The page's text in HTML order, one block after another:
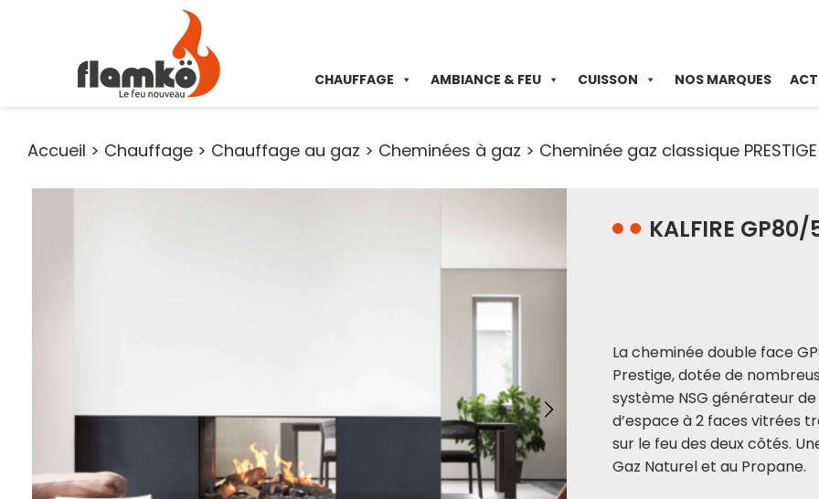
CHAUFFAGE AMBIANCE & FEU CUISSON NOS MARQUES
Accueil > Chauffage > Chauffage au gaz > Cheminées à gaz > Cheminée gaz classique PRESTIGE
KALFIRE GP80/
La cheminée double face
Prestige, dotée de
système NSG générateur
d’espace à 2 faces vitrées
sur le feu des deux côtés.
Gaz Naturel et au Propane.